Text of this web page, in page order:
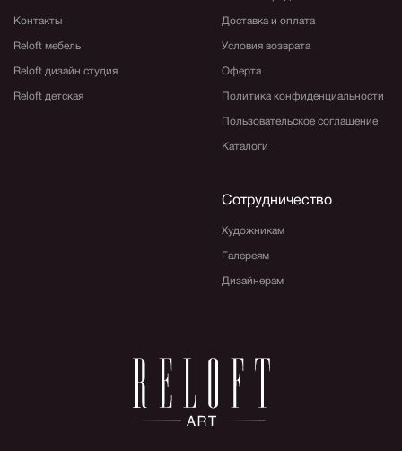
Контакты
Reloft мебель
Reloft дизайн студия
Reloft детская
Доставка и оплата
Условия возврата
Оферта
Политика конфиденциальности
Пользовательское соглашение
Каталоги
Сотрудничество
Художникам
Галереям
Дизайнерам